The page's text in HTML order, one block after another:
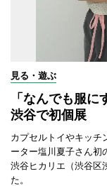
見る・遊ぶ
「なんでも服に
渋谷で初個展
カプセルトイやキッチ
ーター塩川夏子さん初
渋谷ヒカリエ（渋谷区
た。